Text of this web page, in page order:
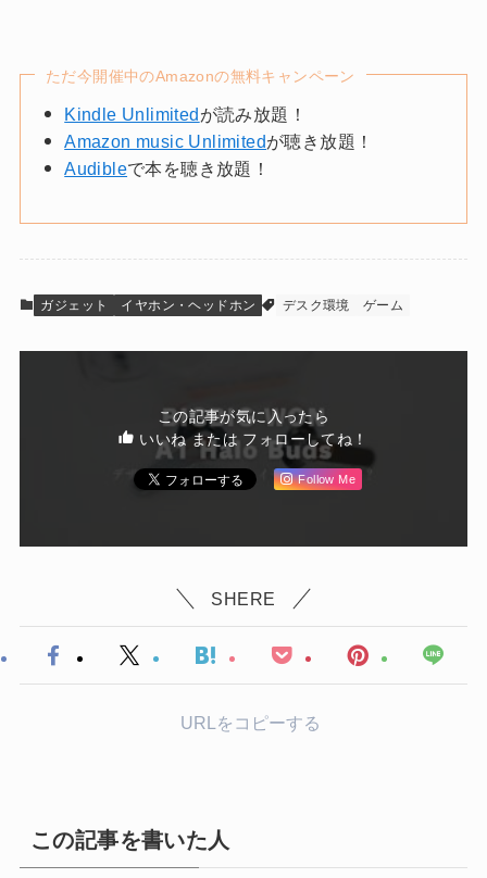
ただ今開催中のAmazonの無料キャンペーン
Kindle Unlimited が読み放題！
Amazon music Unlimitedが聴き放題！
Audibleで本を聴き放題！
ガジェット イヤホン・ヘッドホン デスク環境 ゲーム
この記事が気に入ったら
いいね または フォローしてね！
Follow Me
SHERE
URLをコピーする
この記事を書いた人